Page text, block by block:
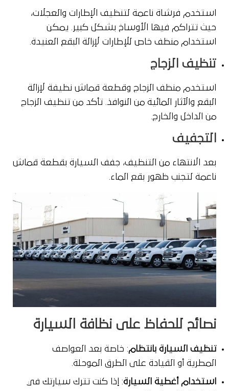
استخدم فرشاة ناعمة لتنظيف الإطارات والعجلات،
حيث تتراكم فيها الأوساخ بشكل كبير. يمكن
استخدام منظف خاص للإطارات لإزالة البقع العنيدة.
تنظيف الزجاج
استخدم منظف الزجاج وقطعة قماش نظيفة لإزالة
البقع والآثار المائية من النوافذ. تأكد من تنظيف الزجاج
من الداخل والخارج.
التجفيف
بعد الانتهاء من التنظيف، جفف السيارة بقطعة قماش
ناعمة لتجنب ظهور بقع الماء.
نصائح للحفاظ على نظافة السيارة
تنظيف السيارة بانتظام: خاصة بعد العواصف
المطرية أو القيادة على الطرق الموحلة.
استخدام أغطية السيارة: إذا كنت تترك سيارتك في